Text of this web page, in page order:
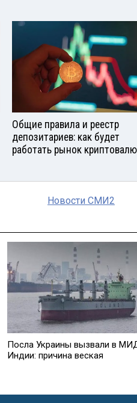
Общие правила и реестр
депозитариев: как будет
работать рынок
Новости СМИ2
Посла Украины вызвали в
Индии: причина веская